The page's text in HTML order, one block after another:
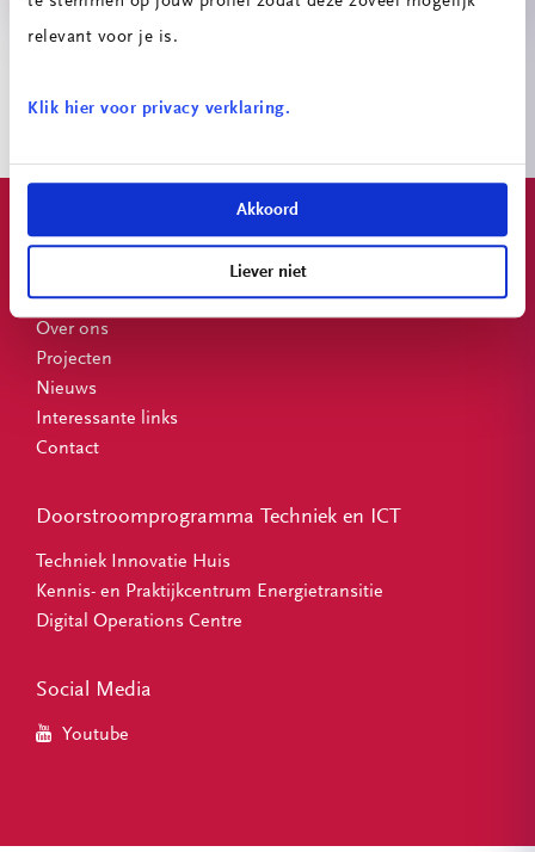
relevant voor je is.
Klik hier voor privacy verklaring.
Akkoord
Liever niet
Algemene Info
Home
Over ons
Projecten
Nieuws
Interessante links
Contact
Doorstroomprogramma Techniek en ICT
Techniek Innovatie Huis
Kennis- en Praktijkcentrum Energietransitie
Digital Operations Centre
Social Media
Youtube